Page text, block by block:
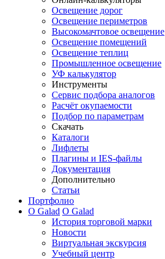
Освещение дорог
Освещение периметров
Высокомачтовое освещение
Освещение помещений
Освещение теплиц
Промышленное освещение
УФ калькулятор
Инструменты
Сервис подбора аналогов
Расчёт окупаемости
Подбор по параметрам
Скачать
Каталоги
Лифлеты
Плагины и IES-файлы
Документация
Дополнительно
Статьи
Портфолио
О Galad О Galad
История торговой марки
Новости
Виртуальная экскурсия
Учебный центр